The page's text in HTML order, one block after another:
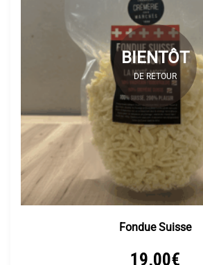
BIENTÔT
DE RETOUR
Fondue Suisse
19,00€